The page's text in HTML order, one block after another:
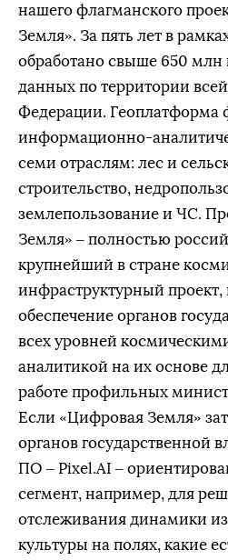
нашего флагманского
Земля». За пять лет в
обработано свыше 650 млн
данных по территории
Федерации. Геоплатформа
информационно-
семи отраслям: лес и
строительство,
землепользование и ЧС.
Земля» – полностью
крупнейший в стране
инфраструктурный
обеспечение органов
всех уровней
аналитикой на их основе
работе профильных
Если «Цифровая Земля»
органов государственной
ПО – Pixel.AI –
сегмент, например, для
отслеживания динамики
культуры на полях, какие